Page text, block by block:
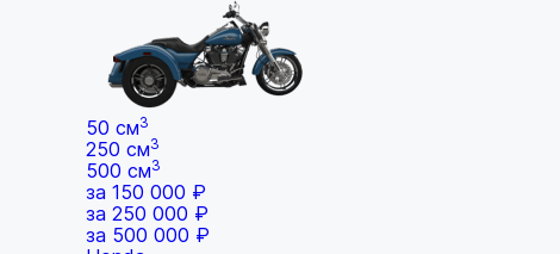
50 см3
250 см3
500 см3
за 150 000 ₽
за 250 000 ₽
за 500 000 ₽